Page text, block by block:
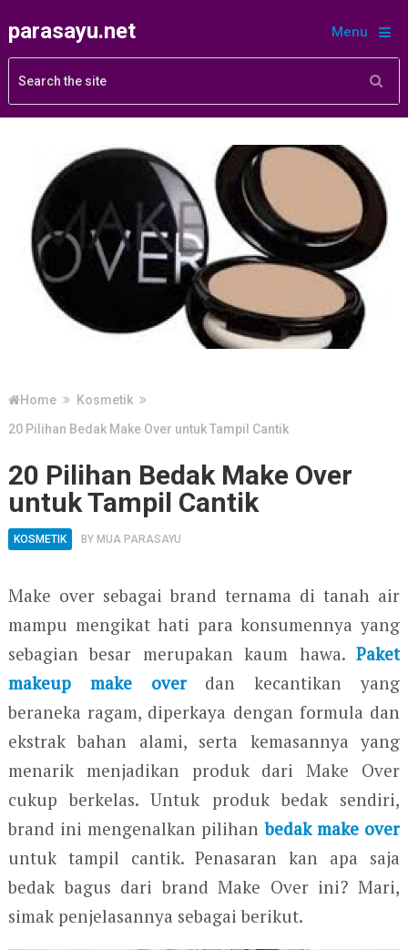
parasayu.net Menu
Home
Kosmetik
20 Pilihan Bedak Make Over untuk Tampil Cantik
20 Pilihan Bedak Make Over
untuk Tampil Cantik
KOSMETIK BY MUA PARASAYU
Make over sebagai brand ternama di tanah air
mampu mengikat hati para konsumennya yang
sebagian besar merupakan kaum hawa.Paket
makeup make overdan kecantikan yang
beraneka ragam, diperkaya dengan formula dan
ekstrak bahan alami, serta kemasannya yang
menarik menjadikan produk dari Make Over
cukup berkelas. Untuk produk bedak sendiri,
brand ini mengenalkan pilihanbedak make over
untuk tampil cantik. Penasaran kan apa saja
bedak bagus dari brand Make Over ini? Mari,
simak penjelasannya sebagai berikut.